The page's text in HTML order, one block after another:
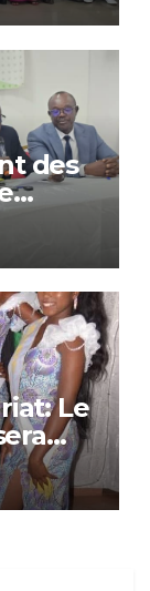
des
Le